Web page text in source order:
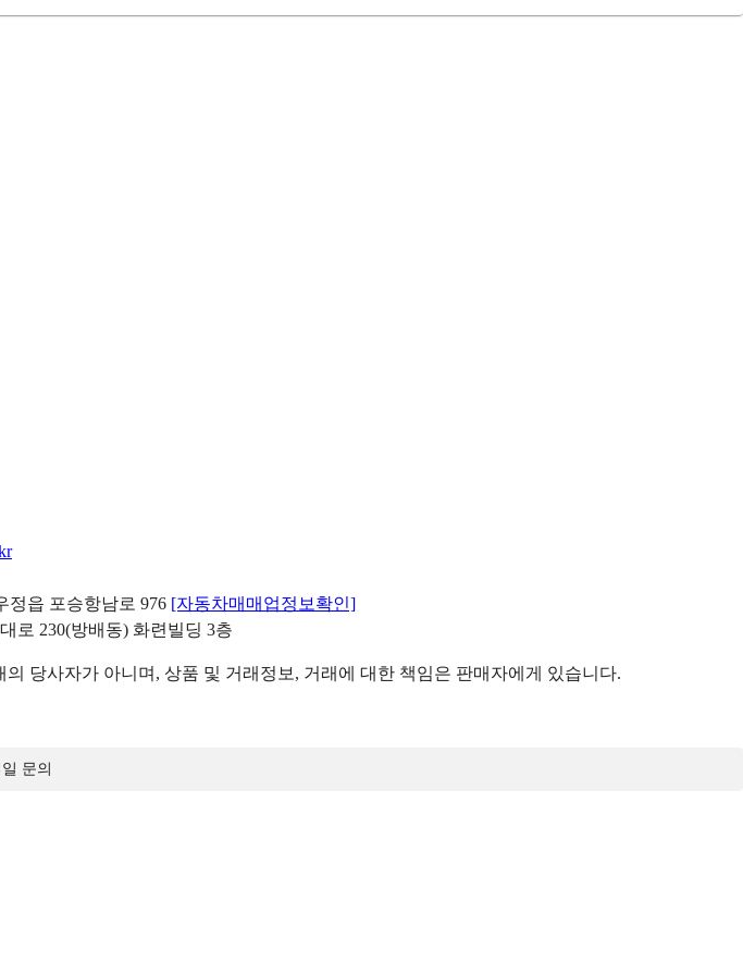
정읍 포승항남로 976 [자동차매매업정보확인]
로 230(방배동) 화련빌딩 3층
당사자가 아니며, 상품 및 거래정보, 거래에 대한 책임은 판매자에게 있습니다.
문의